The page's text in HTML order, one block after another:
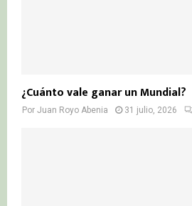
¿Cuánto vale ganar un Mundial?
Por Juan Royo Abenia 31 julio, 2026